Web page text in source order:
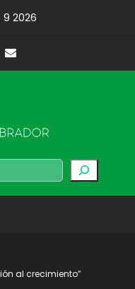
2026
Buscar
al crecimiento”